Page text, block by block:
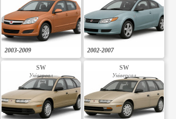
2003-2009 2002-2007
SW
Універсал
SW
Універсал